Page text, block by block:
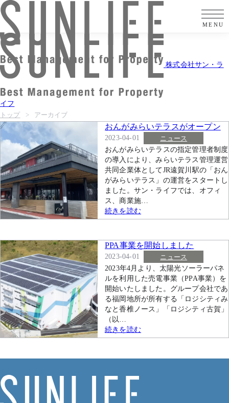
株式会社サン・ラ
イフ
トップ アーカイブ
おんがみらいテラスがオープン
しました
2023-04-01 ニュース
おんがみらいテラスの指定管理者制度
の導入により、みらいテラス管理運営
共同企業体としてJR遠賀川駅の「おん
がみらいテラス」の運営をスタートし
ました。サン・ライフでは、オフィ
ス、商業施…
続きを読む
PPA事業を開始しました
2023-04-01 ニュース
2023年4月より、太陽光ソーラーパネ
ルを利用した売電事業（PPA事業）を
開始いたしました。グループ会社であ
る福岡地所が所有する「ロジシティみ
なと香椎ノース」「ロジシティ古賀」
（以…
続きを読む